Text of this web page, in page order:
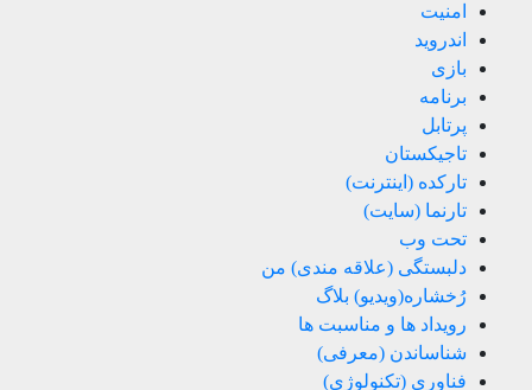
امنیت
اندروید
بازی
برنامه
پرتابل
تاجیکستان
تارکده (اینترنت)
تارنما (سایت)
تحت وب
دلبستگی (علاقه مندی) من
رُخشاره(ویدیو) بلاگ
رویداد ها و مناسبت ها
شناساندن (معرفی)
فناوری (تکنولوژی)